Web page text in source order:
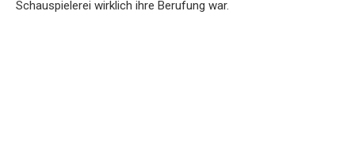
Schauspielerei wirklich ihre Berufung war.